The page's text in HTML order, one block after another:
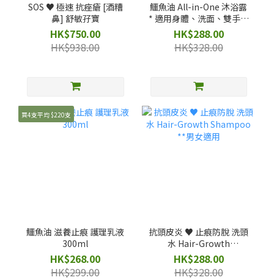
SOS ♥️ 極速 抗痤瘡 [酒糟
鼻] 舒敏孖寶
HK$750.00
HK$938.00
鱷魚油 All-in-One 沐浴露
* 適用身體、洗面、雙手、
頭皮
HK$288.00
HK$328.00
買4支平均 $220支
鱷魚油 滋養止痕 護理乳液
300ml
HK$268.00
HK$299.00
抗頭皮炎 ♥️ 止痕防脫 洗頭
水 Hair-Growth
Shampoo **男女適用
HK$288.00
HK$328.00